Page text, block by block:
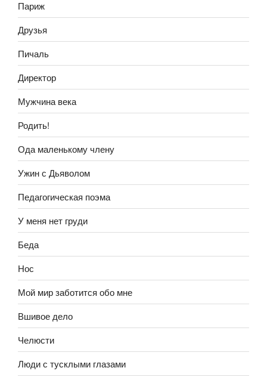
Париж
Друзья
Пичаль
Директор
Мужчина века
Родить!
Ода маленькому члену
Ужин с Дьяволом
Педагогическая поэма
У меня нет груди
Беда
Нос
Мой мир заботится обо мне
Вшивое дело
Челюсти
Люди с тусклыми глазами